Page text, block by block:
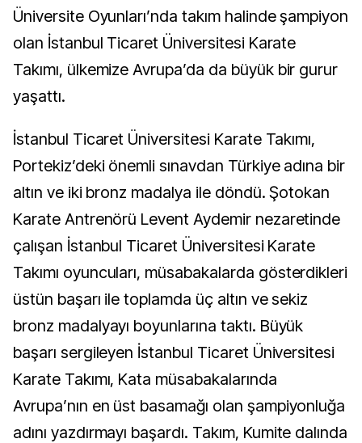
Üniversite Oyunları’nda takım halinde şampiyon
olan İstanbul Ticaret Üniversitesi Karate
Takımı, ülkemize Avrupa’da da büyük bir gurur
yaşattı.
İstanbul Ticaret Üniversitesi Karate Takımı,
Portekiz’deki önemli sınavdan Türkiye adına bir
altın ve iki bronz madalya ile döndü. Şotokan
Karate Antrenörü Levent Aydemir nezaretinde
çalışan İstanbul Ticaret Üniversitesi Karate
Takımı oyuncuları, müsabakalarda gösterdikleri
üstün başarı ile toplamda üç altın ve sekiz
bronz madalyayı boyunlarına taktı. Büyük
başarı sergileyen İstanbul Ticaret Üniversitesi
Karate Takımı, Kata müsabakalarında
Avrupa’nın en üst basamağı olan şampiyonluğa
adını yazdırmayı başardı. Takım, Kumite dalında